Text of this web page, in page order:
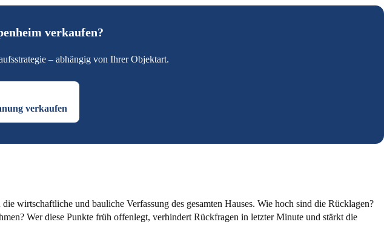
verkaufen?
– abhängig von Ihrer Objektart.
verkaufen
wirtschaftliche und bauliche Verfassung des gesamten Hauses. Wie hoch sind die Rücklagen?
Wer diese Punkte früh offenlegt, verhindert Rückfragen in letzter Minute und stärkt die